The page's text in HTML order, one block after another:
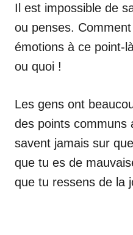
Il est impossible de
ou penses.
émotions à ce point-
ou quoi !
Les gens ont
des points communs
savent jamais sur
que tu es de
que tu ressens de la